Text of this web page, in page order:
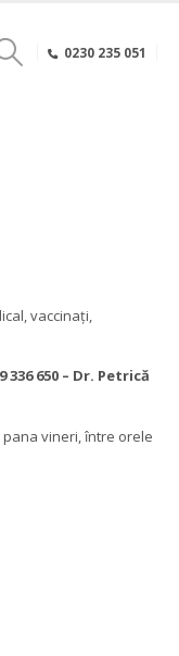
0230 235 051
vaccinați,
336 650 – Dr. Petrică
vineri, între orele